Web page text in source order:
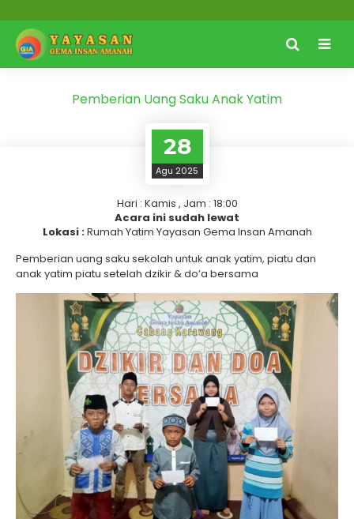
Pemberian Uang Saku Anak Yatim
28
Agu 2025
Hari : Kamis , Jam : 18:00
Acara ini sudah lewat
Lokasi :Rumah Yatim Yayasan Gema Insan Amanah
Pemberian uang saku sekolah untuk anak yatim, piatu dan
anak yatim piatu setelah dzikir & do’a bersama